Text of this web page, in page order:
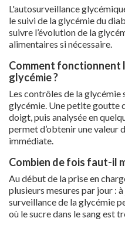
L'autosurveillance
le suivi de la glycémie du
suivre l’évolution de la
alimentaires si nécessaire.
Comment fonctionnent
glycémie ?
Les contrôles de la glycémie
glycémie. Une petite goutte
doigt, puis analysée en
permet d’obtenir une valeur
immédiate.
Combien de fois faut-il
Au début de la prise en
plusieurs mesures par jour :
surveillance de la glycémie
où le sucre dans le sang est